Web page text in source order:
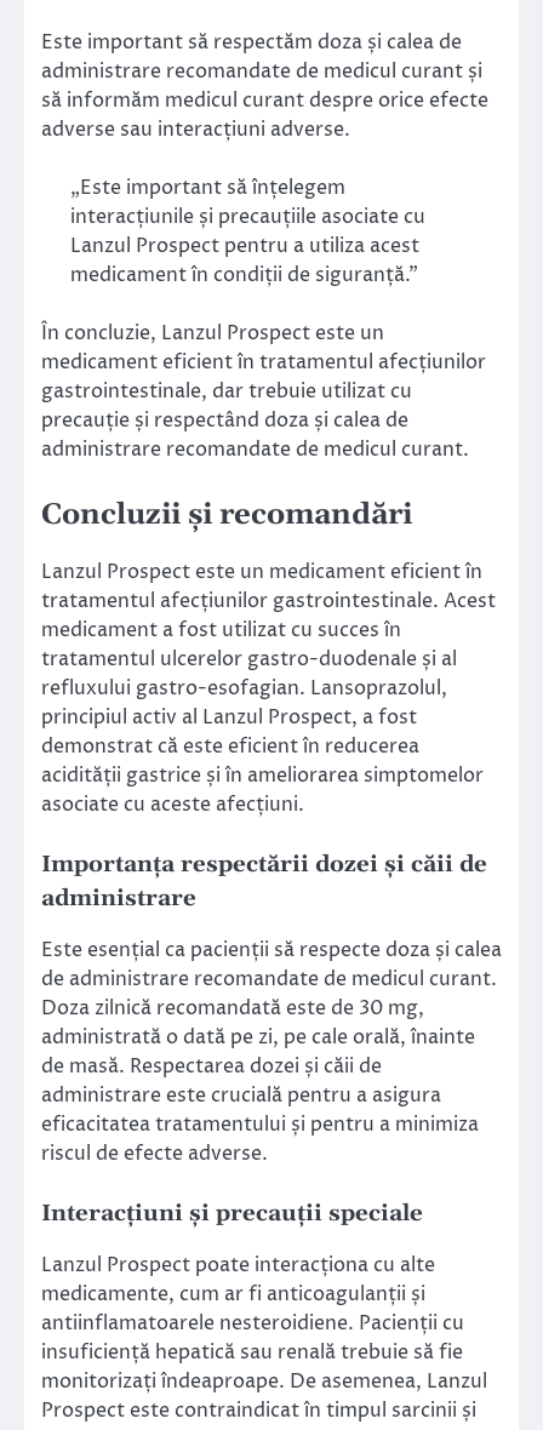
Este important să respectăm doza și calea de
administrare recomandate de medicul curant și
să informăm medicul curant despre orice efecte
adverse sau interacțiuni adverse.
„Este important să înțelegem
interacțiunile și precauțiile asociate cu
Lanzul Prospect pentru a utiliza acest
medicament în condiții de siguranță.”
În concluzie, Lanzul Prospect este un
medicament eficient în tratamentul afecțiunilor
gastrointestinale, dar trebuie utilizat cu
precauție și respectând doza și calea de
administrare recomandate de medicul curant.
Concluzii și recomandări
Lanzul Prospect este un medicament eficient în
tratamentul afecțiunilor gastrointestinale. Acest
medicament a fost utilizat cu succes în
tratamentul ulcerelor gastro-duodenale și al
refluxului gastro-esofagian. Lansoprazolul,
principiul activ al Lanzul Prospect, a fost
demonstrat că este eficient în reducerea
acidității gastrice și în ameliorarea simptomelor
asociate cu aceste afecțiuni.
Importanța respectării dozei și căii de
administrare
Este esențial ca pacienții să respecte doza și calea
de administrare recomandate de medicul curant.
Doza zilnică recomandată este de 30 mg,
administrată o dată pe zi, pe cale orală, înainte
de masă. Respectarea dozei și căii de
administrare este crucială pentru a asigura
eficacitatea tratamentului și pentru a minimiza
riscul de efecte adverse.
Interacțiuni și precauții speciale
Lanzul Prospect poate interacționa cu alte
medicamente, cum ar fi anticoagulanții și
antiinflamatoarele nesteroidiene. Pacienții cu
insuficiență hepatică sau renală trebuie să fie
monitorizați îndeaproape. De asemenea, Lanzul
Prospect este contraindicat în timpul sarcinii și